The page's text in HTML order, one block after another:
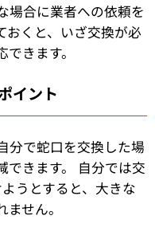
場合に業者への依頼を
おくと、いざ交換が必
きます。
イント
分で蛇口を交換した場
できます。 自分では交
うとすると、大きな
せん。